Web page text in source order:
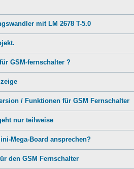
mit LM 2678 T-5.0
GSM-fernschalter ?
/ Funktionen für GSM Fernschalter
nur teilweise
Mega-Board ansprechen?
den GSM Fernschalter